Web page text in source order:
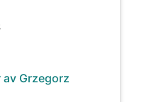
Grzegorz